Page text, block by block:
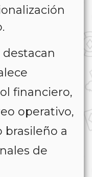
financiero,
operativo,
brasileño a
de